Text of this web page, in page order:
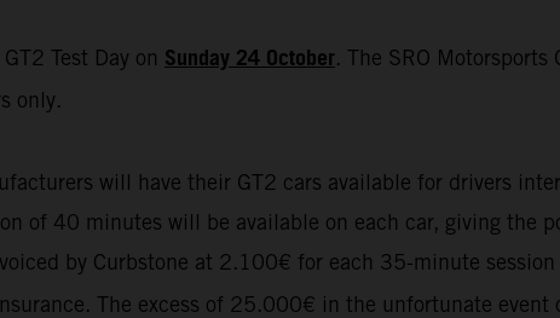
Test Day on Sunday 24 October. The SRO
only.
will have their GT2 cars available for drivers
of 40 minutes will be available on each car, giving the
by Curbstone at 2.100€ for each 35-minute session
The excess of 25.000€ in the unfortunate event